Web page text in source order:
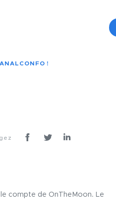
!
compte de OnTheMoon. Le